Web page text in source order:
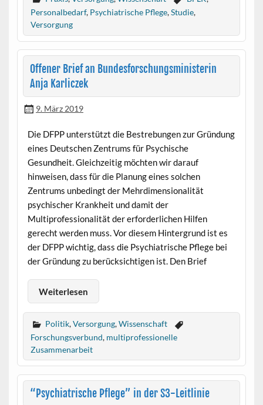
Personalbedarf, Psychiatrische Pflege,Studie,
Versorgung
Offener Brief an Bundesforschungsministerin
Anja Karliczek
9. März 2019
Die DFPP unterstützt die Bestrebungen zur Gründung
eines Deutschen Zentrums für Psychische
Gesundheit. Gleichzeitig möchten wir darauf
hinweisen, dass für die Planung eines solchen
Zentrums unbedingt der Mehrdimensionalität
psychischer Krankheit und damit der
Multiprofessionalität der erforderlichen Hilfen
gerecht werden muss. Vor diesem Hintergrund ist es
der DFPP wichtig, dass die Psychiatrische Pflege bei
der Gründung zu berücksichtigen ist. Den Brief
Weiterlesen
Politik,Versorgung,Wissenschaft
Forschungsverbund, multiprofessionelle
Zusammenarbeit
“Psychiatrische Pflege” in der S3-Leitlinie